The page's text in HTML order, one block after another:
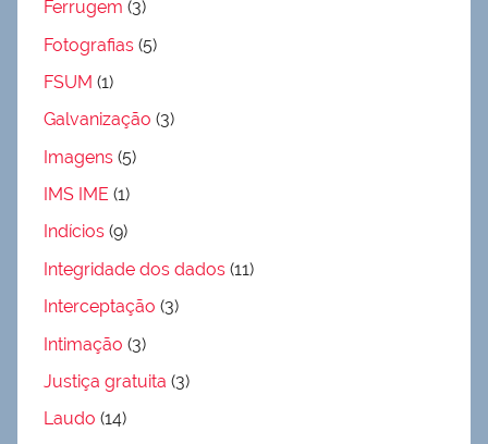
Ferrugem (3)
Fotografias (5)
FSUM (1)
Galvanização (3)
Imagens (5)
IMS IME (1)
Indícios (9)
Integridade dos dados (11)
Interceptação (3)
Intimação (3)
Justiça gratuita (3)
Laudo (14)